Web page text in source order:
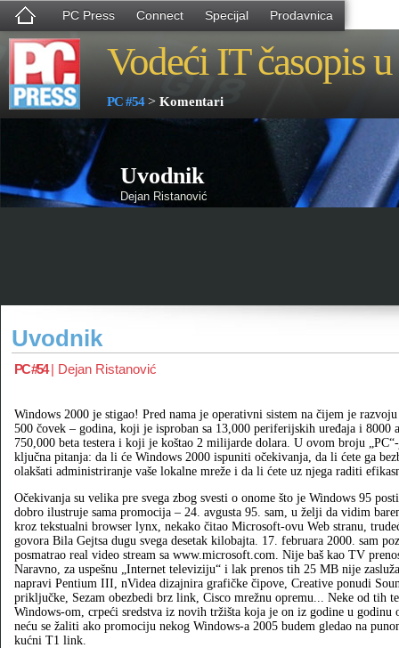
PC Press Connect Specijal Prodavnica
Vodeći IT časopis
PC #54> Komentari
Uvodnik
Dejan Ristanović
Uvodnik
PC #54| Dejan Ristanović
Windows 2000 je stigao! Pred nama je operativni sistem na čijem je
500 čovek – godina, koji je isproban sa 13,000 periferijskih uređaja i 8000
750,000 beta testera i koji je koštao 2 milijarde dolara. U ovom broju
ključna pitanja: da li će Windows 2000 ispuniti očekivanja, da li ćete ga
olakšati administriranje vaše lokalne mreže i da li ćete uz njega raditi
Očekivanja su velika pre svega zbog svesti o onome što je Windows 95
dobro ilustruje sama promocija – 24. avgusta 95. sam, u želji da vidim
kroz tekstualni browser lynx, nekako čitao Microsoft-ovu Web stranu,
govora Bila Gejtsa dugu svega desetak kilobajta. 17. februara 2000. sam
posmatrao real video stream sa www.microsoft.com. Nije baš kao TV
Naravno, za uspešnu „Internet televiziju“ i lak prenos tih 25 MB nije
napravi Pentium III, nVidea dizajnira grafičke čipove, Creative ponudi
priključke, Sezam obezbedi brz link, Cisco mrežnu opremu... Neke od tih
Windows-om, crpeći sredstva iz novih tržišta koja je on iz godine u godinu
neću se žaliti ako promociju nekog Windows-a 2005 budem gledao na
kućni T1 link.